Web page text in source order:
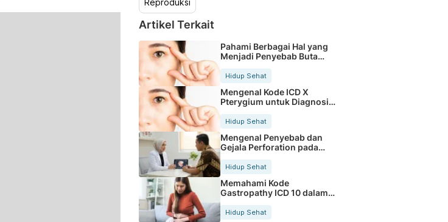
Reproduksi
Artikel Terkait
Pahami Berbagai Hal yang
Menjadi Penyebab Buta
Hidup Sehat
Mengenal Kode ICD X
Pterygium untuk Diagnosis
Hidup Sehat
Mengenal Penyebab dan
Gejala Perforation pada
Tubuh
Hidup Sehat
Memahami Kode
Gastropathy ICD 10 dalam
Rekam Medis Pasien
Hidup Sehat